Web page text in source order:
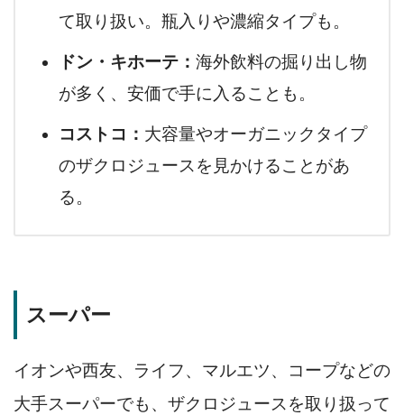
て取り扱い。瓶入りや濃縮タイプも。
ドン・キホーテ： 海外飲料の掘り出し物
が多く、安価で手に入ることも。
コストコ： 大容量やオーガニックタイプ
のザクロジュースを見かけることがあ
る。
スーパー
イオンや西友、ライフ、マルエツ、コープなどの
大手スーパーでも、ザクロジュースを取り扱って